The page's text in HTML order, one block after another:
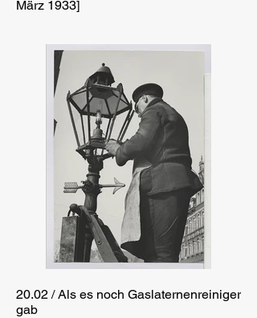
März 1933]
20.02 / Als es noch Gaslaternenreiniger
gab